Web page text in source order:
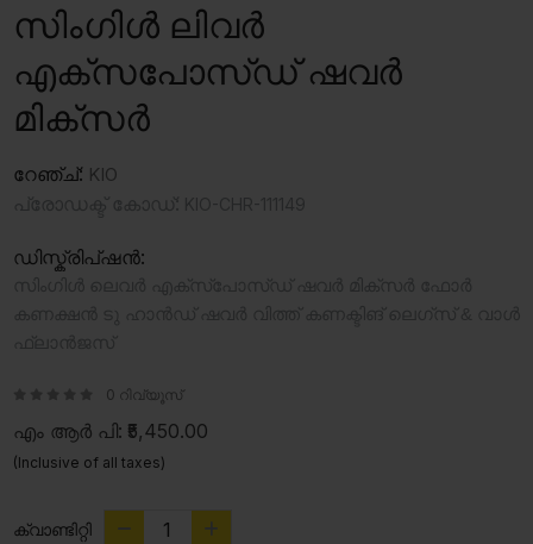
സിംഗിൾ ലിവർ
എക്സപോസ്ഡ് ഷവർ
മിക്സർ
റേഞ്ച്: KIO
ഡിസ്ക്രിപ്ഷൻ:
0 റിവ്യൂസ്
എം ആർ പി: ₹5,450.00
(Inclusive of all taxes)
ക്വാണ്ടിറ്റി